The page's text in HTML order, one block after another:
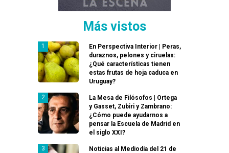
Más vistos
En Perspectiva Interior | Peras,
duraznos, pelones y ciruelas:
¿Qué características tienen
estas frutas de hoja caduca en
Uruguay?
La Mesa de Filósofos | Ortega
y Gasset, Zubiri y Zambrano:
¿Cómo puede ayudarnos a
pensar la Escuela de Madrid en
el siglo XXI?
Noticias al Mediodía del 21 de